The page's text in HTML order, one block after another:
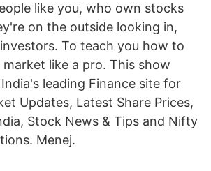
like you, who own stocks
on the outside looking in,
To teach you how to
like a pro. This show
leading Finance site for
Updates, Latest Share Prices,
Stock News & Tips and Nifty
Menej.